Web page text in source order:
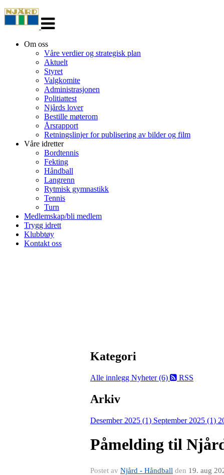
navigasjon
Om oss
Våre verdier og strategisk plan
Aktuelt
Styret
Valgkomite
Administrasjonen
Politiattest
Njårds lover
Bestille møterom
Årsrapport
Retningslinjer for publisering av bilder og film
Våre idretter
Bordtennis
Fekting
Håndball
Langrenn
Rytmisk gymnastikk
Tennis
Turn
Medlemskap/bli medlem
Trygg idrett
Klubbtøy
Kontakt oss
Kategori
Alle innlegg Nyheter (6) RSS
Arkiv
Desember 2025 (1) September 2025 (1)
Påmelding til
Postet av Njård - Håndball den 19. aug